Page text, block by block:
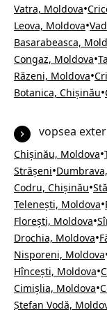
Vatra, Moldova•
Leova, Moldova•
Basarabeasca,
Congaz, Moldova•
Răzeni, Moldova•
Botanica, Chișinău•
vopsea
Chișinău, Moldova•
Strășeni•
Codru, Chișinău•
Telenești, Moldova•
Florești, Moldova•
Drochia, Moldova•
Nisporeni, Moldova
Hîncești, Moldova•
Cimișlia, Moldova•
Ștefan Vodă,